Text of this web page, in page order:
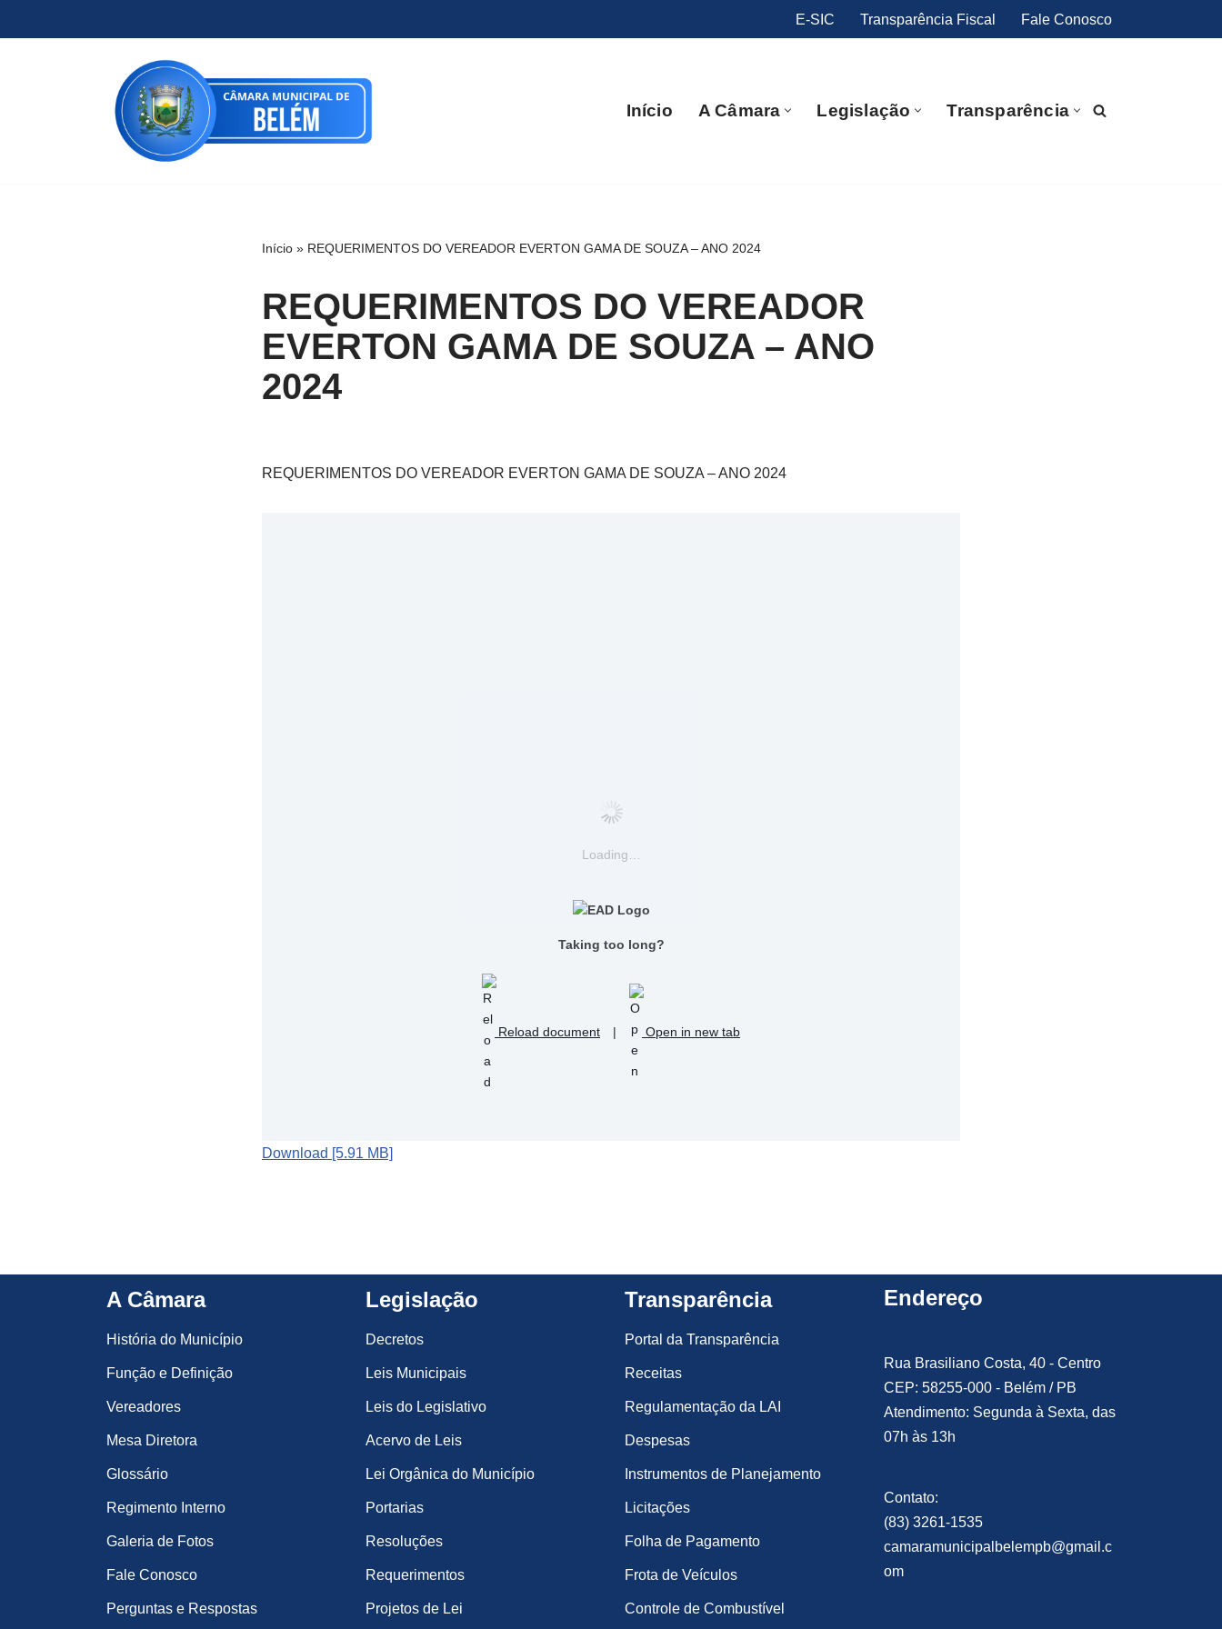
E-SIC Transparência Fiscal Fale Conosco
Início A Câmara Legislação Transparência
Início » REQUERIMENTOS DO VEREADOR EVERTON GAMA DE SOUZA – ANO 2024
REQUERIMENTOS DO VEREADOR
EVERTON GAMA DE SOUZA – ANO
2024
REQUERIMENTOS DO VEREADOR EVERTON GAMA DE SOUZA – ANO 2024
Loading…
Taking too long?
Reload document | Open in new tab
Download [5.91 MB]
A Câmara
História do Município
Função e Definição
Vereadores
Mesa Diretora
Glossário
Regimento Interno
Galeria de Fotos
Fale Conosco
Perguntas e Respostas
Legislação
Decretos
Leis Municipais
Leis do Legislativo
Acervo de Leis
Lei Orgânica do Município
Portarias
Resoluções
Requerimentos
Projetos de Lei
Transparência
Portal da Transparência
Receitas
Regulamentação da LAI
Despesas
Instrumentos de Planejamento
Licitações
Folha de Pagamento
Frota de Veículos
Controle de Combustível
Endereço
Rua Brasiliano Costa, 40 - Centro
CEP: 58255-000 - Belém / PB
Atendimento: Segunda à Sexta, das
07h às 13h
Contato:
(83) 3261-1535
camaramunicipalbelempb@gmail.c
om